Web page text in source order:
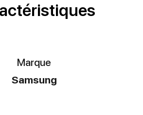
Marque
Samsung